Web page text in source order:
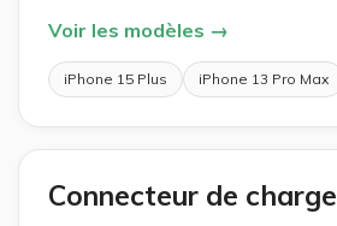
Voir les modèles →
iPhone 15 Plus iPhone 13 Pro Max
Connecteur de charge